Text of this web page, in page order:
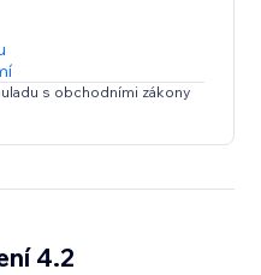
s obchodními zákony
4.2